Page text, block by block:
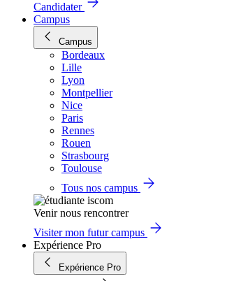
Candidater
Campus
Campus
Bordeaux
Lille
Lyon
Montpellier
Nice
Paris
Rennes
Rouen
Strasbourg
Toulouse
Tous nos campus
Venir nous rencontrer
Visiter mon futur campus
Expérience Pro
Expérience Pro